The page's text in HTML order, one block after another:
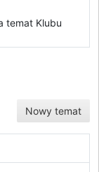
temat Klubu
Nowy temat